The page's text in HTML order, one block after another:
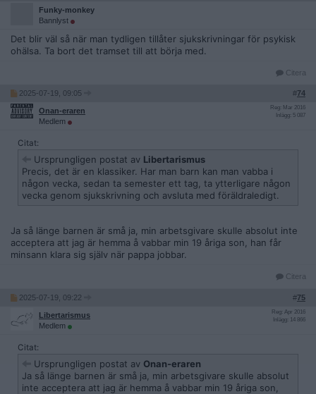
Funky-monkey
Bannlyst
Det blir väl så när man tydligen tillåter sjukskrivningar för psykisk
ohälsa. Ta bort det tramset till att börja med.
Citera
2025-07-19, 09:05 #74
Onan-eraren
Medlem
Reg: Mar 2016
Inlägg: 5 087
Citat:
Ursprungligen postat av Libertarismus
Precis, det är en klassiker. Har man barn kan man vabba i
någon vecka, sedan ta semester ett tag, ta ytterligare någon
vecka genom sjukskrivning och avsluta med föräldraledigt.
Ja så länge barnen är små ja, min arbetsgivare skulle absolut inte
acceptera att jag är hemma å vabbar min 19 åriga son, han får
minsann klara sig själv när pappa jobbar.
Citera
2025-07-19, 09:22 #75
Libertarismus
Medlem
Reg: Apr 2016
Inlägg: 14 866
Citat:
Ursprungligen postat av Onan-eraren
Ja så länge barnen är små ja, min arbetsgivare skulle absolut
inte acceptera att jag är hemma å vabbar min 19 åriga son,